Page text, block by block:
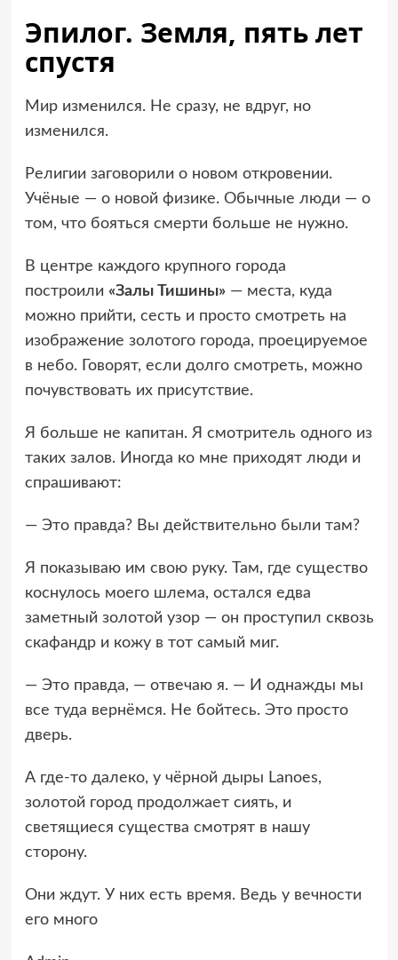
Эпилог. Земля, пять лет
спустя
Мир изменился. Не сразу, не вдруг, но
изменился.
Религии заговорили о новом откровении.
Учёные — о новой физике. Обычные люди — о
том, что бояться смерти больше не нужно.
В центре каждого крупного города
построили «Залы Тишины»— места, куда
можно прийти, сесть и просто смотреть на
изображение золотого города, проецируемое
в небо. Говорят, если долго смотреть, можно
почувствовать их присутствие.
Я больше не капитан. Я смотритель одного из
таких залов. Иногда ко мне приходят люди и
спрашивают:
— Это правда? Вы действительно были там?
Я показываю им свою руку. Там, где существо
коснулось моего шлема, остался едва
заметный золотой узор — он проступил сквозь
скафандр и кожу в тот самый миг.
— Это правда, — отвечаю я. — И однажды мы
все туда вернёмся. Не бойтесь. Это просто
дверь.
А где-то далеко, у чёрной дыры Lanoes,
золотой город продолжает сиять, и
светящиеся существа смотрят в нашу
сторону.
Они ждут. У них есть время. Ведь у вечности
его много